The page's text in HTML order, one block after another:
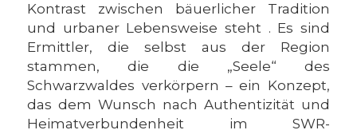
Kontrast zwischen bäuerlicher Tradition
und urbaner Lebensweise steht . Es sind
Ermittler, die selbst aus der Region
stammen, die die „Seele“ des
Schwarzwaldes verkörpern – ein Konzept,
das dem Wunsch nach Authentizität und
Heimatverbundenheit im SWR-